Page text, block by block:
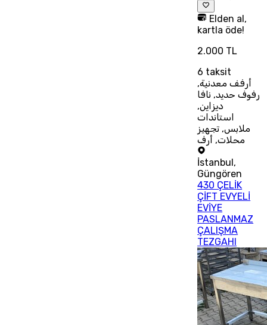
Elden al,
kartla öde!
2.000 TL
6 taksit
أرفف معدنية,
رفوف حديد, نافا
ديزاين,
استاندات
ملابس, تجهيز
محلات, أرف
İstanbul ,
Güngören
430 ÇELİK
ÇİFT EVYELİ
EVİYE
PASLANMAZ
ÇALIŞMA
TEZGAHI